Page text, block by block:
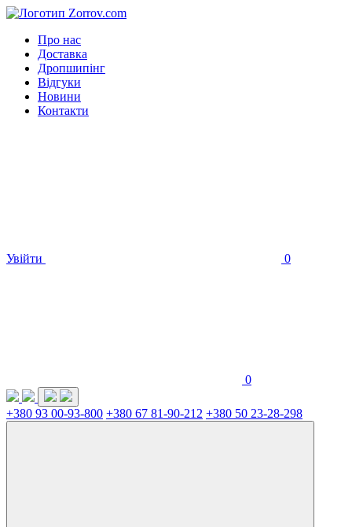
Про нас
Доставка
Дропшипінг
Відгуки
Новини
Контакти
Увійти 0
0
+380 93 00-93-800 +380 67 81-90-212 +380 50 23-28-298